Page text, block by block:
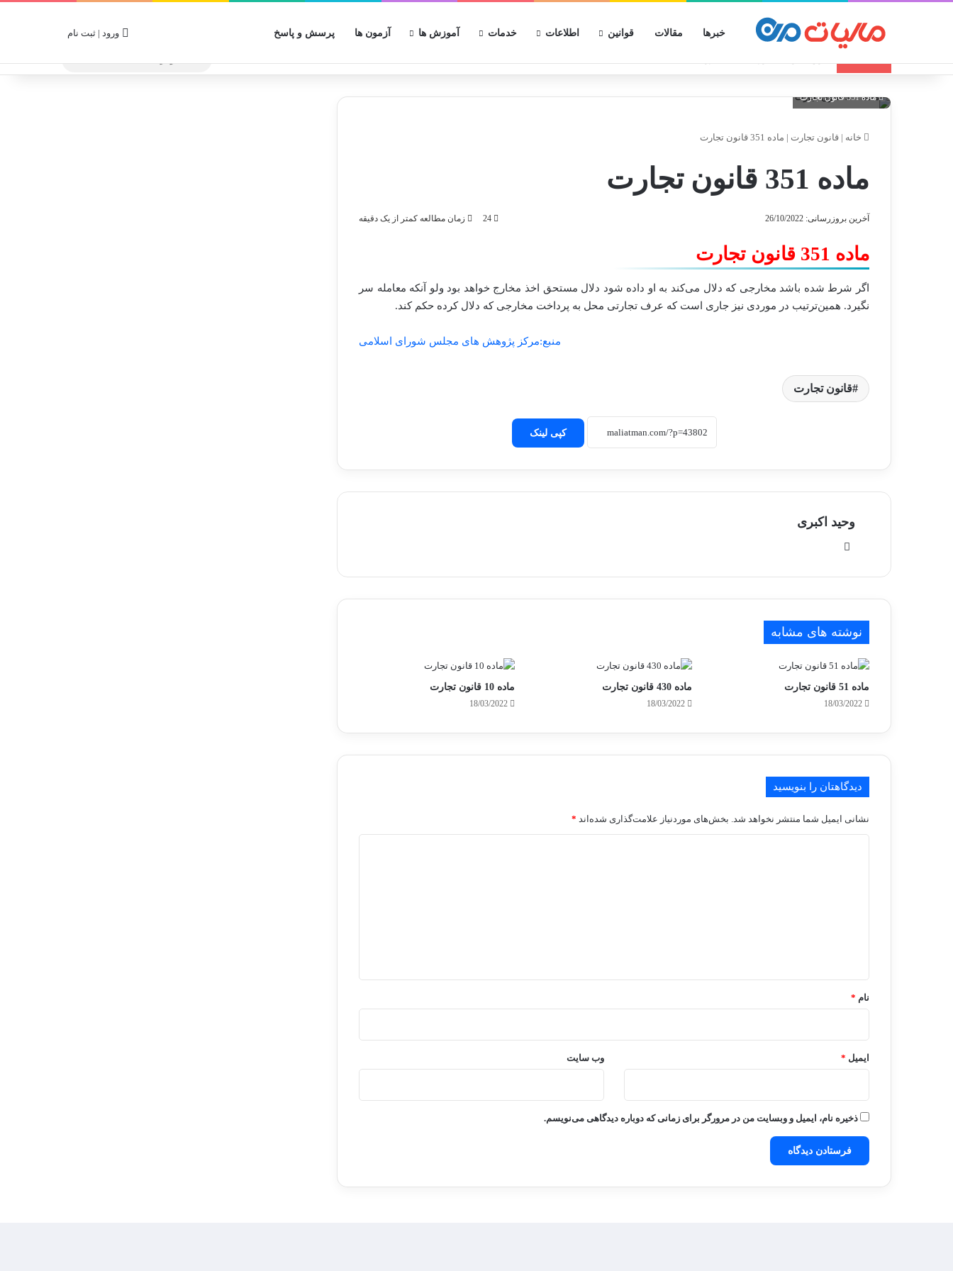
خبرها مقالات قوانین اطلاعات خدمات آموزش ها آزمون ها پرسش و پاسخ ورود | ثبت نام
ماده 351 قانون تجارت
خانه | قانون تجارت | ماده 351 قانون تجارت
ماده 351 قانون تجارت
آخرین بروزرسانی: 26/10/2022 24 زمان مطالعه کمتر از یک دقیقه
ماده 351 قانون تجارت
اگر شرط شده باشد مخارجی که دلال می‌کند به او داده شود دلال مستحق اخذ مخارج خواهد بود ولو آنکه معامله سر
نگیرد. همین‌ترتیب در موردی نیز جاری است که عرف تجارتی محل به پرداخت مخارجی که دلال کرده حکم کند.
منبع:مرکز پژوهش های مجلس شورای اسلامی
قانون تجارت
کپی لینک
وحید اکبری
نوشته های مشابه
ماده 51 قانون تجارت
18/03/2022
ماده 430 قانون تجارت
18/03/2022
ماده 10 قانون تجارت
18/03/2022
دیدگاهتان را بنویسید
نشانی ایمیل شما منتشر نخواهد شد. بخش‌های موردنیاز علامت‌گذاری شده‌اند *
نام *
ایمیل * وب‌ سایت
ذخیره نام، ایمیل و وبسایت من در مرورگر برای زمانی که دوباره دیدگاهی می‌نویسم.